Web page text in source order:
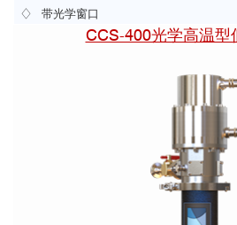
♢ 带光学窗口
CCS-400光学高温型